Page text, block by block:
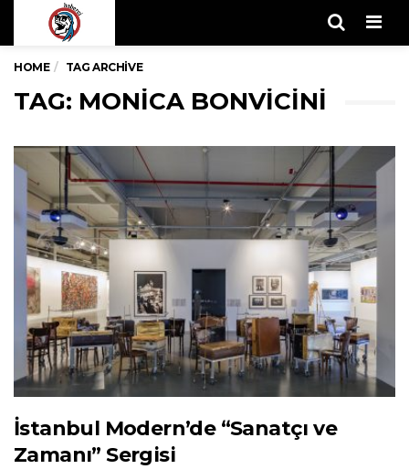
HOME TAG ARCHIVE
TAG: MONICA BONVICINI
İstanbul Modern’de “Sanatçı ve
Zamanı” Sergisi